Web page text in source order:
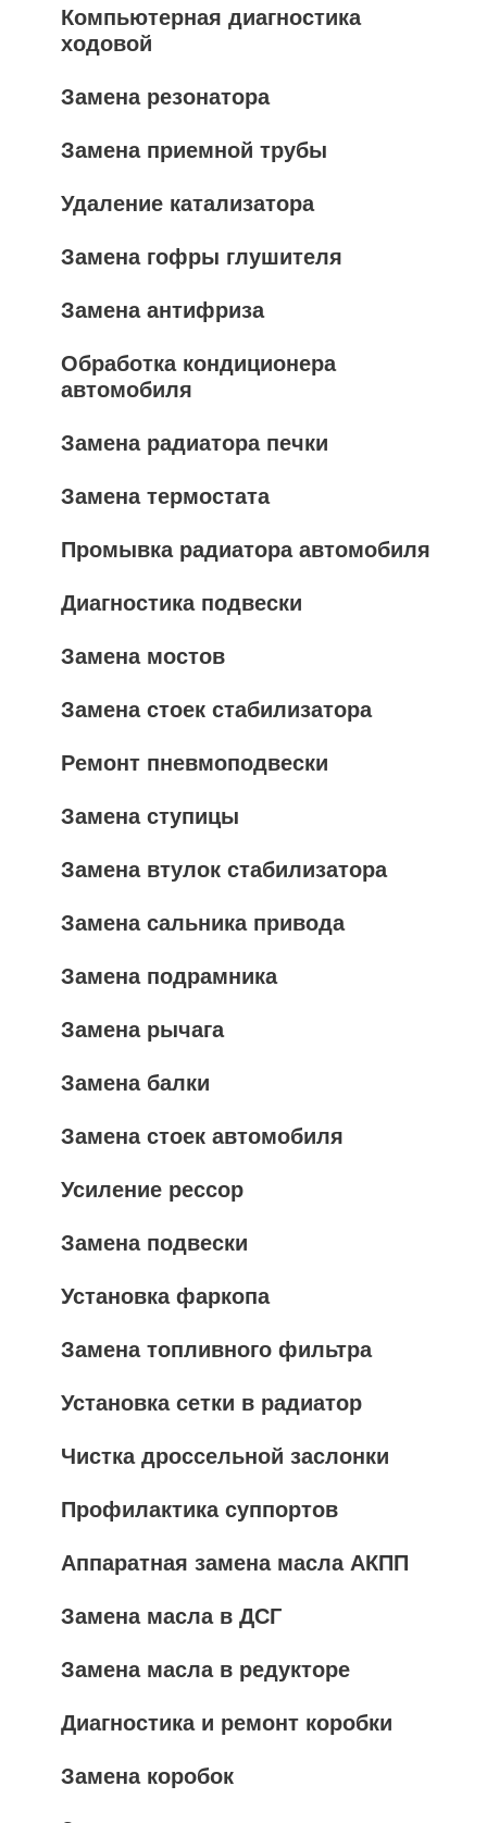
Компьютерная диагностика
ходовой
Замена резонатора
Замена приемной трубы
Удаление катализатора
Замена гофры глушителя
Замена антифриза
Обработка кондиционера
автомобиля
Замена радиатора печки
Замена термостата
Промывка радиатора автомобиля
Диагностика подвески
Замена мостов
Замена стоек стабилизатора
Ремонт пневмоподвески
Замена ступицы
Замена втулок стабилизатора
Замена сальника привода
Замена подрамника
Замена рычага
Замена балки
Замена стоек автомобиля
Усиление рессор
Замена подвески
Установка фаркопа
Замена топливного фильтра
Установка сетки в радиатор
Чистка дроссельной заслонки
Профилактика суппортов
Аппаратная замена масла АКПП
Замена масла в ДСГ
Замена масла в редукторе
Диагностика и ремонт коробки
Замена коробок